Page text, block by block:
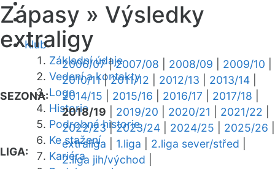
Klub
Základní údaje
Vedení a kontakty
Logo
Historie
Podrobná historie
Ke stažení
Kariéra
Zápasy » Výsledky
extraligy
SEZONA:
2006/07|2007/08 2008/09 2009/10
2010/11|2011/12 2012/13 2013/14
2014/15
2015/16 2016/17 2017/18
2018/19
2019/20 2020/21 2021/22
2022/23|2023/24 2024/25 2025/26
LIGA:
extraliga 1.liga 2.liga sever/střed
2.liga jih/východ